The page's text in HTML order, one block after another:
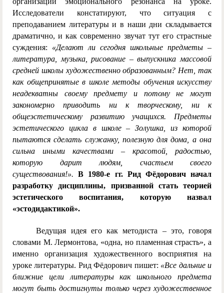
Исследователи констатируют, что ситуация с
преподаванием литературы и в наши дни складывается
драматично, и как современно звучат тут его страстные
суждения: «Делают ли сегодня школьные предметы –
литература, музыка, рисование – выпускника массовой
средней школы художественно образованным? Нет, так
как общепринятые в школе методы обучения искусству
неадекватны своему предмету и потому не могут
закономерно приводить ни к творческому, ни к
общеэстетическому развитию учащихся. Предметы
эстетического цикла в школе – Золушка, из которой
пытаются сделать служанку, полезную для дома, а она
сильна иными качествами – красотой, радостью,
которую дарит людям, счастьем своего
существования!». В 1980-е гг. Рид Фёдорович начал
разработку дисциплины, призванной стать теорией
эстетического воспитания, которую назвал
«эстодидактикой».
Ведущая идея его как методиста – это, говоря
словами М. Лермонтова, «одна, но пламенная страсть», а
именно организация художественного восприятия на
уроке литературы. Рид Фёдорович пишет: «Все дальние и
ближние цели литературы как школьного предмета
могут быть достигнуты только через художественное